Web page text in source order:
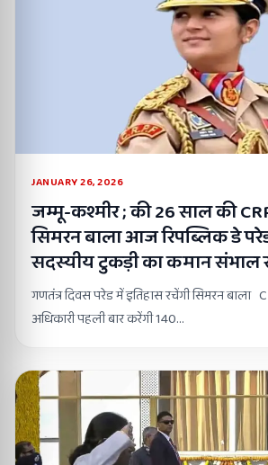
JANUARY 26, 2026
जम्मू-कश्मीर ; की 26 साल की
सिमरन बाला आज रिपब्लिक डे
सदस्यीय टुकड़ी का कमान संभाल
गणतंत्र दिवस परेड में इतिहास रचेंगी सिमरन बाला
अधिकारी पहली बार करेंगी 140…